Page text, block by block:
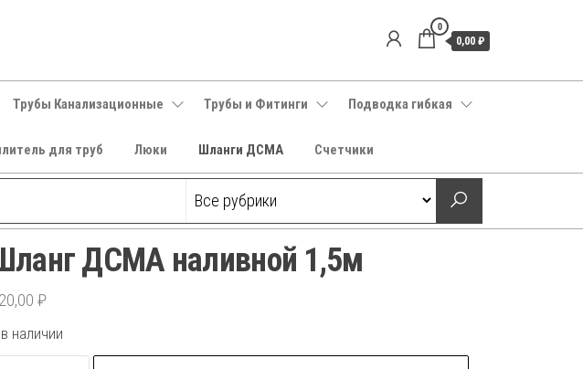
0
0,00 ₽
Трубы Канализационные Трубы и Фитинги Подводка гибкая
для труб Люки Шланги ДСМА Счетчики
ДСМА наливной 1,5м
₽
наличии